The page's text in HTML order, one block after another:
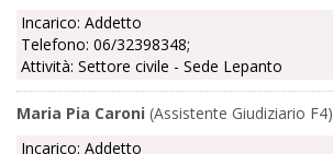
Incarico: Addetto
Telefono: 06/32398348;
Attività: Settore civile - Sede Lepanto
Maria Pia Caroni (Assistente Giudiziario F4)
Incarico: Addetto